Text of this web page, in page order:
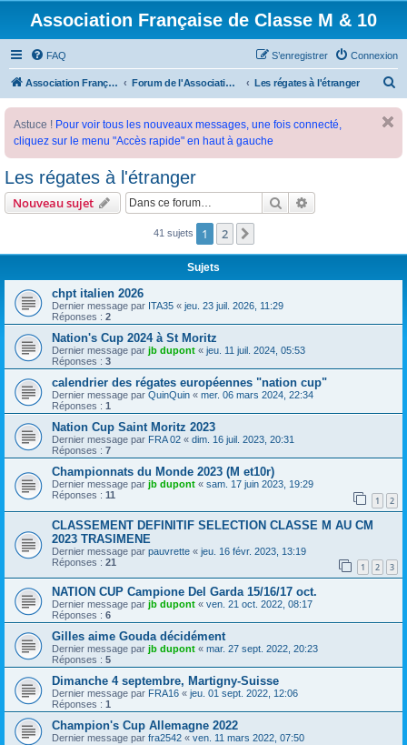
Association Française de Classe M & 10
FAQ Connexion
S’enregistrer
Association Française de Classe M Forum de l'Association Française de Classe M Les régates à l'étranger
e
r
Astuce ! Pour voir tous les nouveaux messages, une fois connecté,
cliquez sur le menu "Accès rapide" en haut à gauche
Les régates à l'étranger
Nouveau sujet Rechercher
41 sujets 1 2
Sujets
chpt italien 2026
Dernier message par ITA35 « jeu. 23 juil. 2026, 11:29
Réponses : 2
Nation's Cup 2024 à St Moritz
Dernier message par jb dupont « jeu. 11 juil. 2024, 05:53
Réponses : 3
calendrier des régates européennes "nation cup"
Dernier message par QuinQuin « mer. 06 mars 2024, 22:34
Réponses : 1
Nation Cup Saint Moritz 2023
Dernier message par FRA 02 « dim. 16 juil. 2023, 20:31
Réponses : 7
Championnats du Monde 2023 (M et10r)
Dernier message par jb dupont « sam. 17 juin 2023, 19:29
Réponses : 11 1 2
CLASSEMENT DEFINITIF SELECTION CLASSE M AU CM
2023 TRASIMENE
Dernier message par pauvrette « jeu. 16 févr. 2023, 13:19
Réponses : 21 1 2 3
NATION CUP Campione Del Garda 15/16/17 oct.
Dernier message par jb dupont « ven. 21 oct. 2022, 08:17
Réponses : 6
Gilles aime Gouda décidément
Dernier message par jb dupont « mar. 27 sept. 2022, 20:23
Réponses : 5
Dimanche 4 septembre, Martigny-Suisse
Dernier message par FRA16 « jeu. 01 sept. 2022, 12:06
Réponses : 1
Champion's Cup Allemagne 2022
Dernier message par fra2542 « ven. 11 mars 2022, 07:50